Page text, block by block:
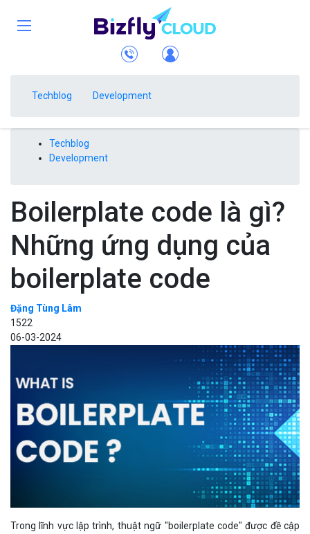
Techblog Development
Techblog
Development
Boilerplate code là gì?
Những ứng dụng của
boilerplate code
Đặng Tùng Lâm
1522
06-03-2024
Trong lĩnh vực lập trình, thuật ngữ "boilerplate code" được đề cập